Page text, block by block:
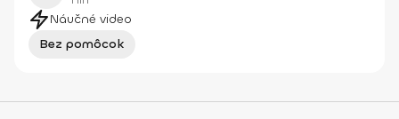
Náučné video
Bez pomôcok